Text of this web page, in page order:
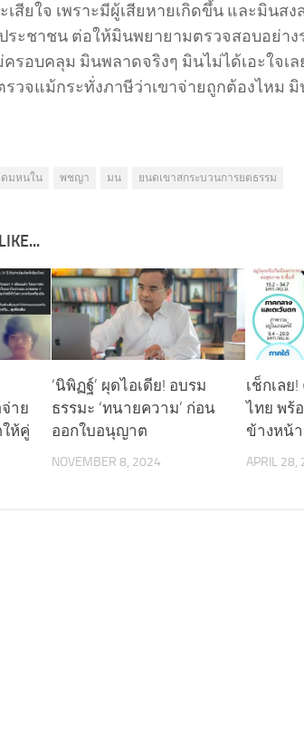
สียใจ เพราะมีผู้เสียหายเกิดขึ้น และมินสง
ระชาชน ต่อให้มินพยายามตรวจสอบอย่า
รอบคลุม มินพลาดจริงๆ มินไม่ได้เอะใจเ
รวจแม้กระทั่งภาษีว่าเขาจ่ายถูกต้องไหม
มหนใน พชญา มน ยนดเขาสกระบวนการยตธรรม
าย
ห้คู่
‘นิพิฏฐ์’ ผุดไอเดีย! อบรม
ธรรมะ ‘ทนายความ’ ก่อน
ออกใบอนุญาต
NOVEMBER 8, 2024
เช็กเลย
ไทย พร้
ข้างหน้า
APRIL 28,